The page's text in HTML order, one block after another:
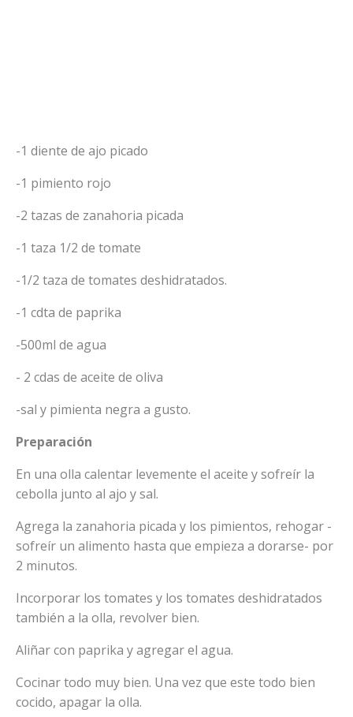
-1 diente de ajo picado
-1 pimiento rojo
-2 tazas de zanahoria picada
-1 taza 1/2 de tomate
-1/2 taza de tomates deshidratados.
-1 cdta de paprika
-500ml de agua
- 2 cdas de aceite de oliva
-sal y pimienta negra a gusto.
Preparación
En una olla calentar levemente el aceite y sofreír la
cebolla junto al ajo y sal.
Agrega la zanahoria picada y los pimientos, rehogar -
sofreír un alimento hasta que empieza a dorarse- por
2 minutos.
Incorporar los tomates y los tomates deshidratados
también a la olla, revolver bien.
Aliñar con paprika y agregar el agua.
Cocinar todo muy bien. Una vez que este todo bien
cocido, apagar la olla.